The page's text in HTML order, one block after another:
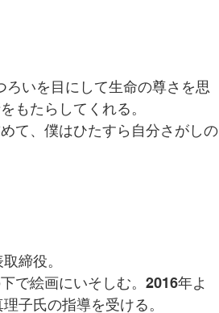
いを目にして生命の尊さを思
もたらしてくれる。
て、僕はひたすら自分さがしの
締役。
で絵画にいそしむ。2016年よ
子氏の指導を受ける。